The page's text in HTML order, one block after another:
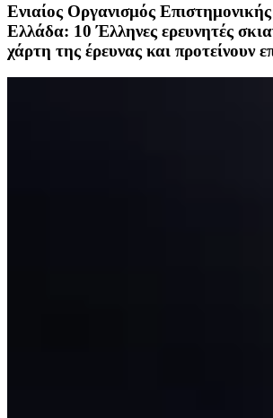
Ενιαίος Οργανισμός
Ελλάδα: 10 Έλληνες ερευνητές
χάρτη της έρευνας και προτείνουν